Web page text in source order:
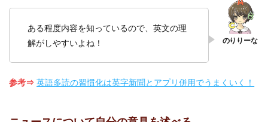
ある程度内容を知っているので、英文の理
解がしやすいよね！
参考⇒ 英語多読の習慣化は英字新聞とアプリ併用でうまくいく！